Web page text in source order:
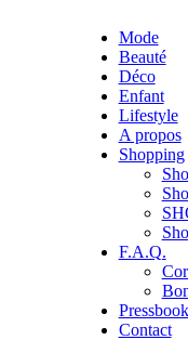
Mode
Beauté
Déco
Enfant
Lifestyle
A propos
Shopping
F.A.Q.
Pressbook
Contact